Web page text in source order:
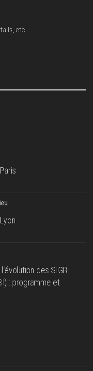
etc
des SIGB
: programme et